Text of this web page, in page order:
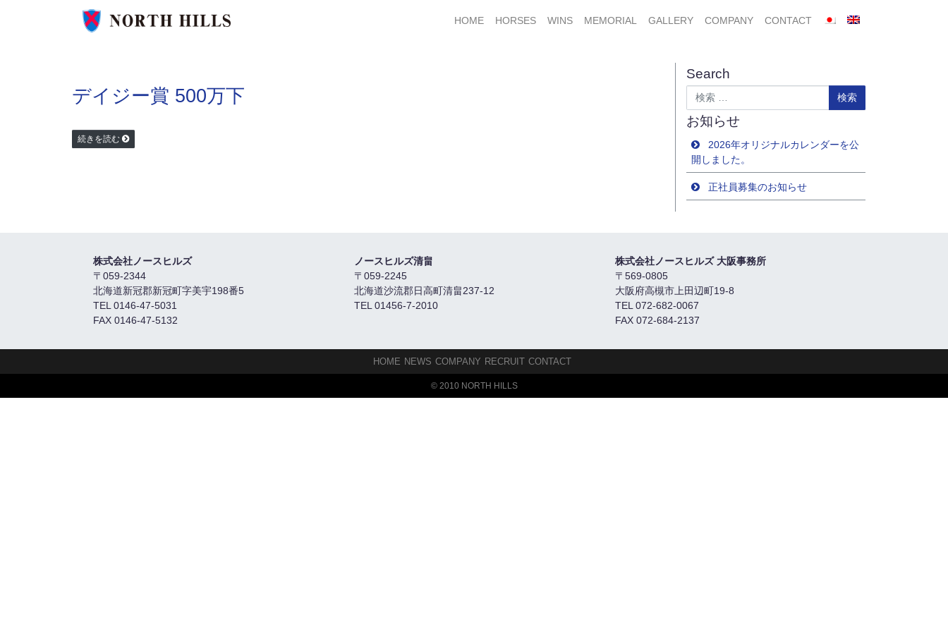
HOME
HORSES WINS MEMORIAL GALLERY COMPANY CONTACT
デイジー賞 500万下
続きを読む
Search
検索
お知らせ
2026年オリジナルカレンダーを公
開しました。
正社員募集のお知らせ
株式会社ノースヒルズ
〒059-2344
北海道新冠郡新冠町字美宇198番5
TEL 0146-47-5031
FAX 0146-47-5132
ノースヒルズ清畠
〒059-2245
北海道沙流郡日高町清畠237-12
TEL 01456-7-2010
株式会社ノースヒルズ 大阪事務所
〒569-0805
大阪府高槻市上田辺町19-8
TEL 072-682-0067
FAX 072-684-2137
HOME NEWS COMPANY RECRUIT CONTACT
© 2010 NORTH HILLS